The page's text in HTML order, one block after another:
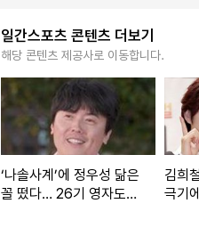
일간스포츠 콘텐츠 더보기
해당 콘텐츠 제공사로 이동합니다.
‘나솔사계’에 정우성 닮은
꼴 떴다… 26기 영자도
김희
극기